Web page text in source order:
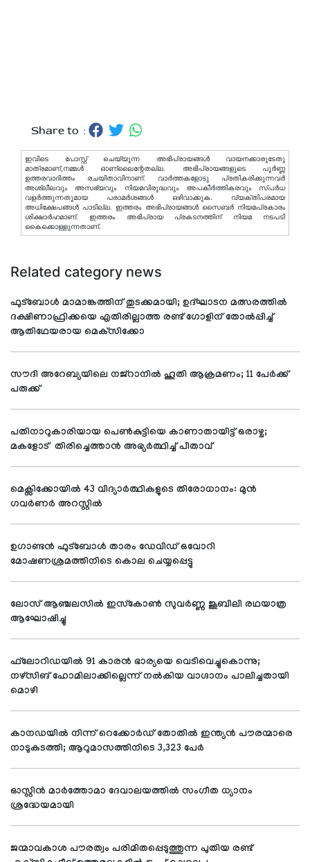
Share to :
ഇവിടെ പോസ്റ്റ് ചെയ്യുന്ന അഭിപ്രായങ്ങള്‍ വായനക്കാരുടേതു
മാത്രമാണ്,നമ്മൾ ഓണ്ലൈന്റേതല്ല. അഭിപ്രായങ്ങളുടെ പൂർണ്ണ
ഉത്തരവാദിത്തം രചയിതാവിനാണ്. വാര്‍ത്തകളോടു പ്രതികരിക്കുന്നവര്‍
അശ്ലീലവും അസഭ്യവും നിയമവിരുദ്ധവും അപകീര്‍ത്തികരവും സ്പര്‍ധ
വളര്‍ത്തുന്നതുമായ പരാമര്‍ശങ്ങള്‍ ഒഴിവാക്കുക. വ്യക്തിപരമായ
അധിക്ഷേപങ്ങള്‍ പാടില്ല. ഇത്തരം അഭിപ്രായങ്ങള്‍ സൈബര്‍ നിയമപ്രകാരം
ശിക്ഷാര്‍ഹമാണ്. ഇത്തരം അഭിപ്രായ പ്രകടനത്തിന് നിയമ നടപടി
കൈക്കൊള്ളുന്നതാണ്.
Related category news
ഫുട്‌ബോള്‍ മാമാങ്കത്തിന് തുടക്കമായി; ഉദ്ഘാടന മത്സരത്തില്‍
ദക്ഷിണാഫ്രിക്കയെ എതിരില്ലാത്ത രണ്ട് ഗോളിന് തോല്‍പ്പിച്ച്
ആതിഥേയരായ മെക്‌സിക്കോ
സൗദി അറേബ്യയിലെ നജ്റാനില്‍ ഹൂതി ആക്രമണം; 11 പേര്‍ക്ക്
പരുക്ക്
പതിനാറുകാരിയായ പെണ്‍കുട്ടിയെ കാണാതായിട്ട് ഒരാഴ്ച;
മകളോട് തിരിച്ചെത്താന്‍ അഭ്യര്‍ത്ഥിച്ച് പിതാവ്
മെക്സിക്കോയില്‍ 43 വിദ്യാര്‍ത്ഥികളുടെ തിരോധാനം: മുന്‍
ഗവര്‍ണര്‍ അറസ്റ്റില്‍
ഉഗാണ്ടന്‍ ഫുട്‌ബോള്‍ താരം ഡേവിഡ് ഒവോറി
മോഷണശ്രമത്തിനിടെ കൊല ചെയ്യപ്പെട്ടു
ലോസ് ആഞ്ചലസില്‍ ഇസ്‌കോണ്‍ സുവര്‍ണ്ണ ജൂബിലി രഥയാത്ര
ആഘോഷിച്ചു
ഫ്‌ലോറിഡയില്‍ 91 കാരന്‍ ഭാര്യയെ വെടിവെച്ചുകൊന്നു;
നഴ്‌സിങ് ഹോമിലാക്കില്ലെന്ന് നല്‍കിയ വാഗ്ദാനം പാലിച്ചതായി
മൊഴി
കാനഡയില്‍ നിന്ന് റെക്കോര്‍ഡ് തോതില്‍ ഇന്ത്യന്‍ പൗരന്മാരെ
നാടുകടത്തി; ആറുമാസത്തിനിടെ 3,323 പേര്‍
ഓസ്റ്റിന്‍ മാര്‍ത്തോമാ ദേവാലയത്തില്‍ സംഗീത ധ്യാനം
ശ്രദ്ധേയമായി
ജന്മാവകാശ പൗരത്വം പരിമിതപ്പെടുത്തുന്ന പുതിയ രണ്ട്